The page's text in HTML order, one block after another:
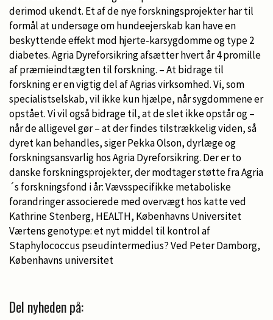
derimod ukendt. Et af de nye forskningsprojekter har til
formål at undersøge om hundeejerskab kan have en
beskyttende effekt mod hjerte-karsygdomme og type 2
diabetes. Agria Dyreforsikring afsætter hvert år 4 promille
af præmieindtægten til forskning. – At bidrage til
forskning er en vigtig del af Agrias virksomhed. Vi, som
specialistselskab, vil ikke kun hjælpe, når sygdommene er
opstået. Vi vil også bidrage til, at de slet ikke opstår og –
når de alligevel gør – at der findes tilstrækkelig viden, så
dyret kan behandles, siger Pekka Olson, dyrlæge og
forskningsansvarlig hos Agria Dyreforsikring. Der er to
danske forskningsprojekter, der modtager støtte fra Agria
´s forskningsfond i år: Vævsspecifikke metaboliske
forandringer associerede med overvægt hos katte ved
Kathrine Stenberg, HEALTH, Københavns Universitet
Værtens genotype: et nyt middel til kontrol af
Staphylococcus pseudintermedius? Ved Peter Damborg,
Københavns universitet
Del nyheden på: